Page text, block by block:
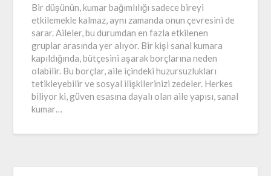
Bir düşünün, kumar bağımlılığı sadece bireyi
etkilemekle kalmaz, aynı zamanda onun çevresini de
sarar. Aileler, bu durumdan en fazla etkilenen
gruplar arasında yer alıyor. Bir kişi sanal kumara
kapıldığında, bütçesini aşarak borçlarına neden
olabilir. Bu borçlar, aile içindeki huzursuzlukları
tetikleyebilir ve sosyal ilişkilerinizi zedeler. Herkes
biliyor ki, güven esasına dayalı olan aile yapısı, sanal
kumar…